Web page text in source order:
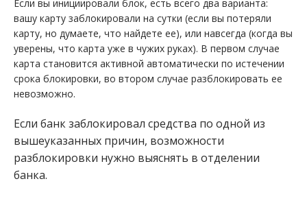
Если вы инициировали блок, есть всего два варианта:
вашу карту заблокировали на сутки (если вы потеряли
карту, но думаете, что найдете ее), или навсегда (когда вы
уверены, что карта уже в чужих руках). В первом случае
карта становится активной автоматически по истечении
срока блокировки, во втором случае разблокировать ее
невозможно.
Если банк заблокировал средства по одной из
вышеуказанных причин, возможности
разблокировки нужно выяснять в отделении
банка.